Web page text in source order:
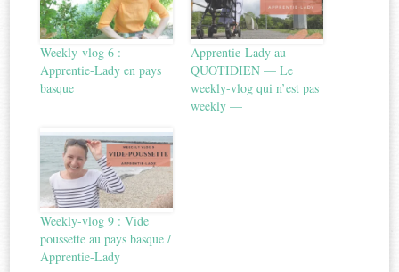
Weekly-vlog 6 :
Apprentie-Lady en pays
basque
Apprentie-Lady au
QUOTIDIEN — Le
weekly-vlog qui n’est pas
weekly —
Weekly-vlog 9 : Vide
poussette au pays basque /
Apprentie-Lady